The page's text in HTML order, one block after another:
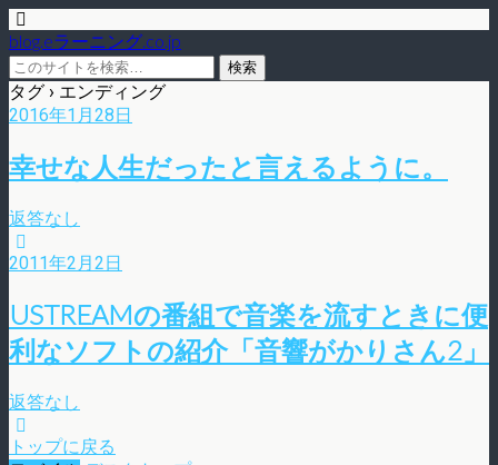
blog.eラーニング.co.jp
タグ › エンディング
2016年1月28日
幸せな人生だったと言えるように。
返答なし
2011年2月2日
USTREAMの番組で音楽を流すときに便
利なソフトの紹介「音響がかりさん2」
返答なし
トップに戻る